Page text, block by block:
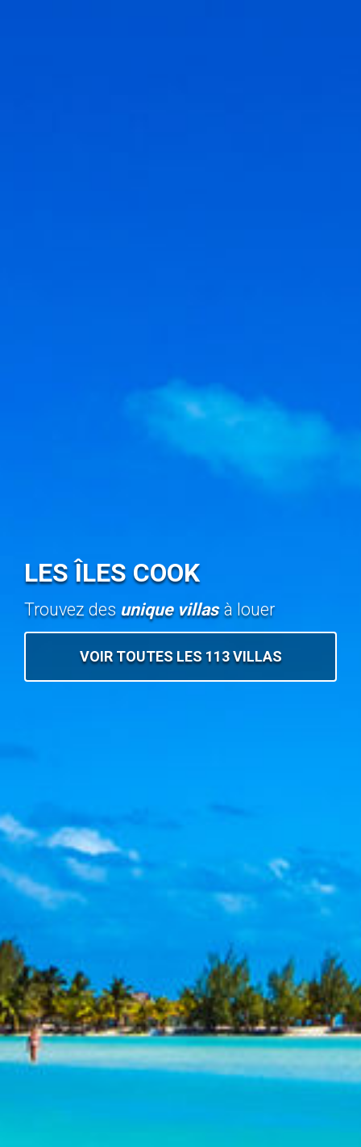
LES ÎLES COOK
Trouvez des unique villas à louer
VOIR TOUTES LES 113 VILLAS